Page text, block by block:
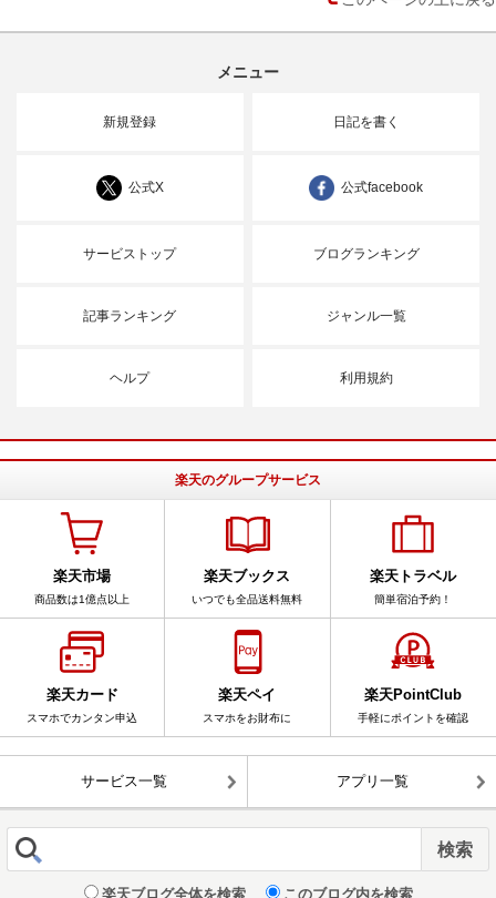
メニュー
新規登録 日記を書く
公式X 公式facebook
サービストップ ブログランキング
記事ランキング ジャンル一覧
ヘルプ 利用規約
楽天のグループサービス
楽天市場
商品数は1億点以上
楽天ブックス
いつでも全品送料無料
楽天トラベル
簡単宿泊予約！
楽天カード
スマホでカンタン申込
楽天ペイ
スマホをお財布に
楽天PointClub
手軽にポイントを確認
サービス一覧 アプリ一覧
楽天ブログ全体を検索 このブログ内を検索